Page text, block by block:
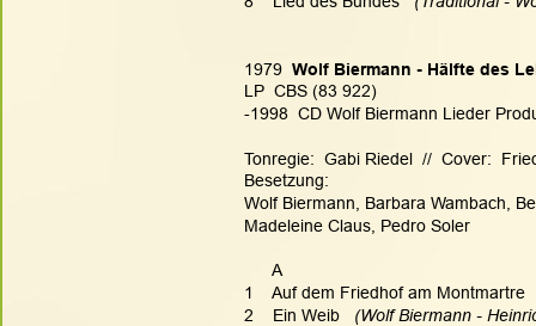
1979 Wolf Biermann - Hälfte des
LP  CBS (83 922)
-1998  CD Wolf Biermann Lieder
Tonregie:  Gabi Riedel  //  Cover:
Besetzung:
Wolf Biermann, Barbara Wambach,
Madeleine Claus, Pedro Soler
      A
1    Auf dem Friedhof am Montmartre
2    Ein Weib
(Wolf Biermann -